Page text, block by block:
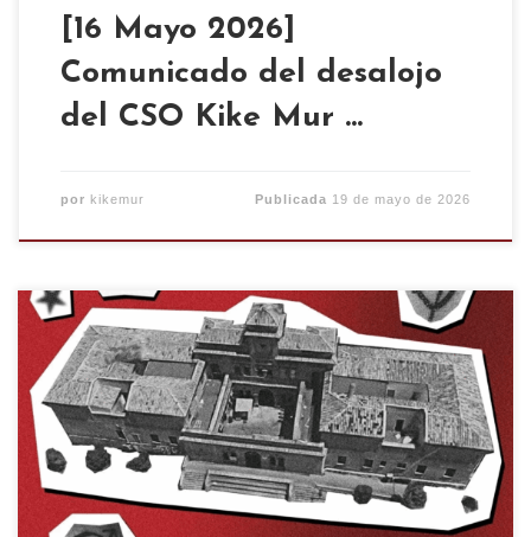
[16 Mayo 2026]
Comunicado del desalojo
del CSO Kike Mur …
por kikemur Publicada 19 de mayo de 2026
Este ayuntamiento reaccionario con Natalia
Chueca a la cabeza, y ahora dependiente del
partido fascista Vox, lleva años desmantelando
todo el tejido asociativo de esta ciudad. Además
del cierre de casas de juventud, desalojo de
centros sociales, censura en charlas y actos
políticos, destrucción de los pinares de Venecia y